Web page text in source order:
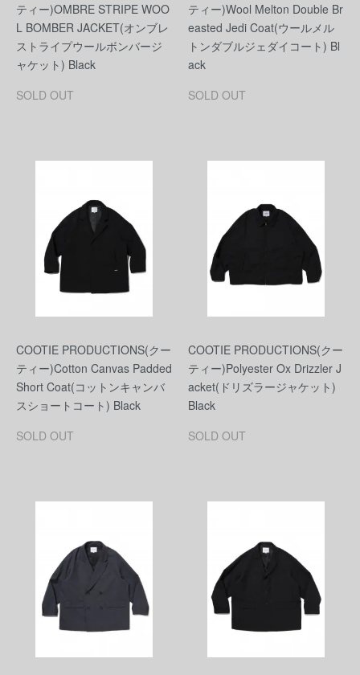
ティー)OMBRE STRIPE WOO
L BOMBER JACKET(オンブレ
ストライプウールボンバージ
ャケット) Black
SOLD OUT
ティー)Wool Melton Double Br
easted Jedi Coat(ウールメル
トンダブルジェダイコート) Bl
ack
SOLD OUT
COOTIE PRODUCTIONS(クー
ティー)Cotton Canvas Padded
Short Coat(コットンキャンバ
スショートコート) Black
SOLD OUT
COOTIE PRODUCTIONS(クー
ティー)Polyester Ox Drizzler J
acket(ドリズラージャケット)
Black
SOLD OUT